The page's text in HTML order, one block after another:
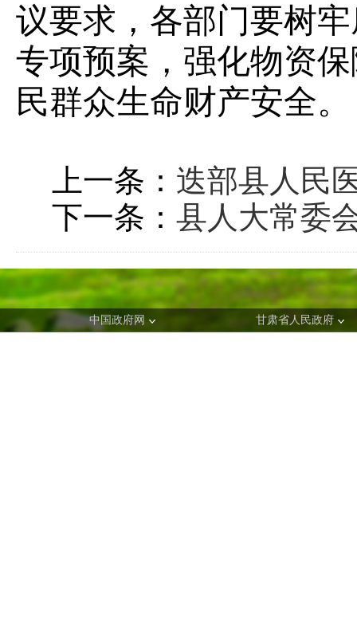
议要求，各部门要树
专项预案，强化物资
民群众生命财产安全。
上一条： 迭部县人民
下一条： 县人大常委
中国政府网 甘肃省人民政府